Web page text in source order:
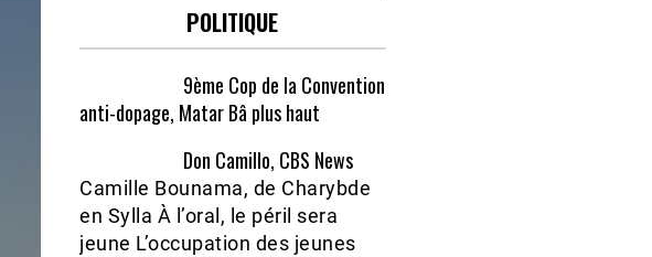
POLITIQUE
9ème Cop de la Convention
anti-dopage, Matar Bâ plus haut
Don Camillo, CBS News
Camille Bounama, de Charybde
en Sylla À l’oral, le péril sera
jeune L’occupation des jeunes